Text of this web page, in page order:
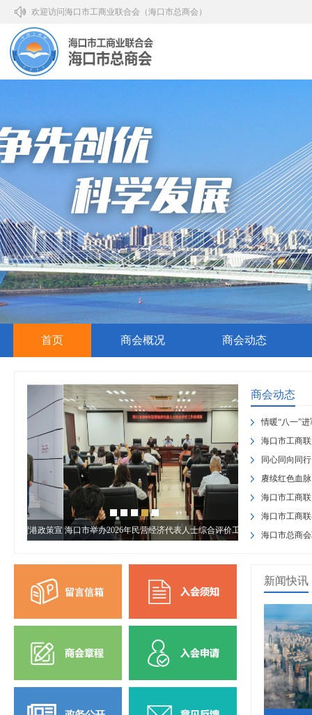
欢迎访问海口市工商业联合会（海口市总商会）
首页 商会概况 商会动态
海口市举办2026年民营经济代表人士综合评价工作培训班 海口市
商会动态
情暖“八一”
市工商联（总商
慰问活动
海口市工商
调研与自贸港政
同心同向同
市政协与市工商
赓续红色血
联开展迎“七一”
海口市工商
清廉教育会
海口市工商
海口市总商
新闻快讯